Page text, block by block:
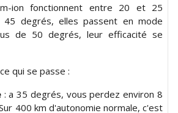
ion fonctionnent entre 20 et 25
45 degrés, elles passent en mode
de 50 degrés, leur efficacité se
qui se passe :
: a 35 degrés, vous perdez environ 8
400 km d'autonomie normale, c'est